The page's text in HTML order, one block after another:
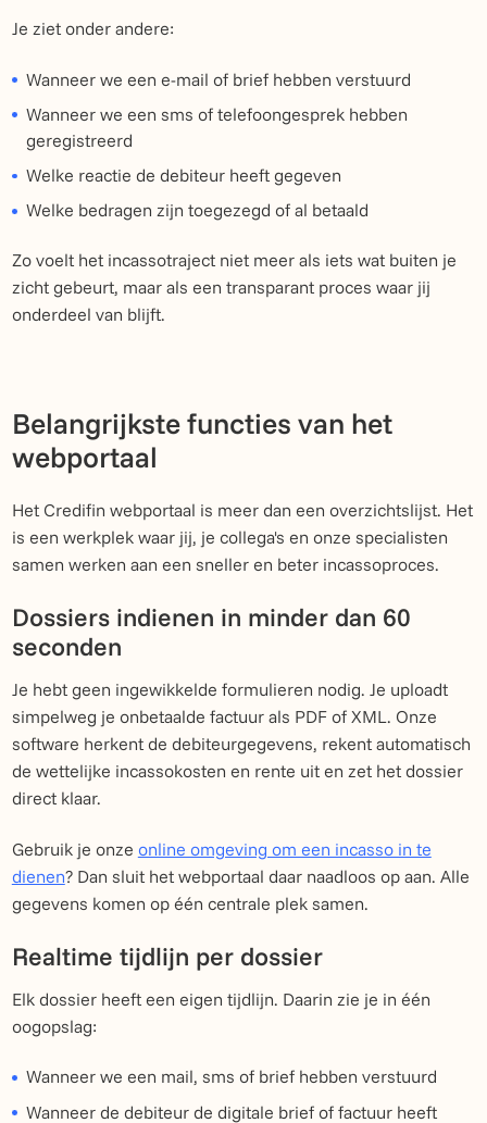
Je ziet onder andere:
Wanneer we een e-mail of brief hebben verstuurd
Wanneer we een sms of telefoongesprek hebben
geregistreerd
Welke reactie de debiteur heeft gegeven
Welke bedragen zijn toegezegd of al betaald
Zo voelt het incassotraject niet meer als iets wat buiten je
zicht gebeurt, maar als een transparant proces waar jij
onderdeel van blijft.
Belangrijkste functies van het
webportaal
Het Credifin webportaal is meer dan een overzichtslijst. Het
is een werkplek waar jij, je collega's en onze specialisten
samen werken aan een sneller en beter incassoproces.
Dossiers indienen in minder dan 60
seconden
Je hebt geen ingewikkelde formulieren nodig. Je uploadt
simpelweg je onbetaalde factuur als PDF of XML. Onze
software herkent de debiteurgegevens, rekent automatisch
de wettelijke incassokosten en rente uit en zet het dossier
direct klaar.
Gebruik je onze online omgeving om een incasso in te
dienen? Dan sluit het webportaal daar naadloos op aan. Alle
gegevens komen op één centrale plek samen.
Realtime tijdlijn per dossier
Elk dossier heeft een eigen tijdlijn. Daarin zie je in één
oogopslag:
Wanneer we een mail, sms of brief hebben verstuurd
Wanneer de debiteur de digitale brief of factuur heeft